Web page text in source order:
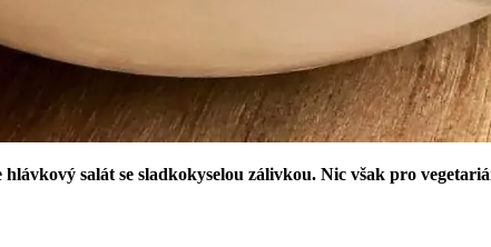
salát se sladkokyselou zálivkou. Nic však pro